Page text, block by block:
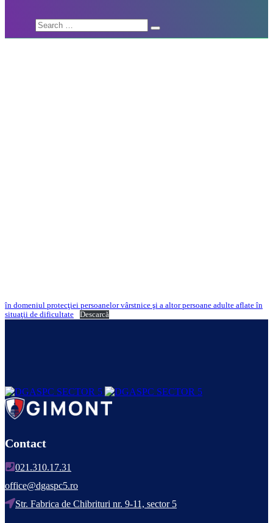
în domeniul protecţiei persoanelor vârstnice şi a altor persoane adulte aflate în
situaţii de dificultate
Descarcă
Contact
021.310.17.31
office@dgaspc5.ro
Str. Fabrica de Chibrituri nr. 9-11, sector 5